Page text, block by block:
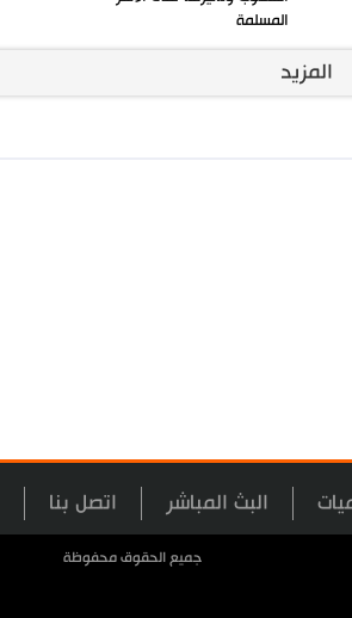
المسلمة
المزيد
البث المباشر اتصل بنا
جميع الحقوق محفوظة